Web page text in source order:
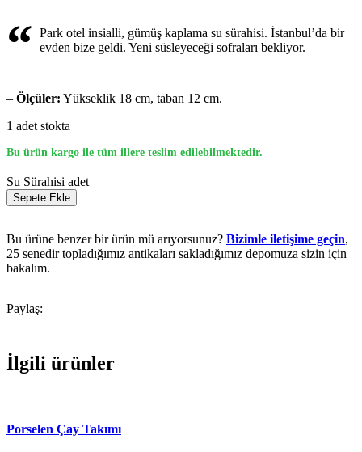
“ Park otel insialli, gümüş kaplama su sürahisi. İstanbul’da bir
evden bize geldi. Yeni süsleyeceği sofraları bekliyor.
– Ölçüler: Yükseklik 18 cm, taban 12 cm.
1 adet stokta
Bu ürün kargo ile tüm illere teslim edilebilmektedir.
Su Sürahisi adet
Sepete Ekle
Bu ürüne benzer bir ürün mü arıyorsunuz? Bizimle iletişime geçin,
25 senedir topladığımız antikaları sakladığımız depomuza sizin için
bakalım.
Paylaş:
İlgili ürünler
Porselen Çay Takımı